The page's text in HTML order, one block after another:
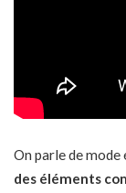
On parle de mode
des éléments